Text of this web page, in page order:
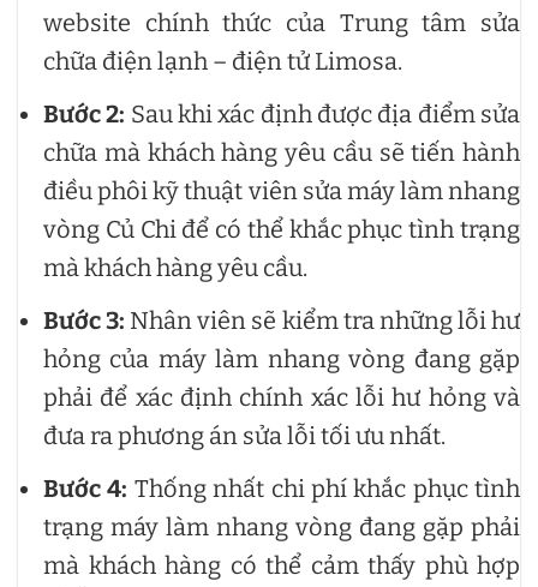
website chính thức của Trung tâm sửa
chữa điện lạnh – điện tử Limosa.
Bước 2: Sau khi xác định được địa điểm sửa
chữa mà khách hàng yêu cầu sẽ tiến hành
điều phôi kỹ thuật viên sửa máy làm nhang
vòng Củ Chi để có thể khắc phục tình trạng
mà khách hàng yêu cầu.
Bước 3: Nhân viên sẽ kiểm tra những lỗi hư
hỏng của máy làm nhang vòng đang gặp
phải để xác định chính xác lỗi hư hỏng và
đưa ra phương án sửa lỗi tối ưu nhất.
Bước 4: Thống nhất chi phí khắc phục tình
trạng máy làm nhang vòng đang gặp phải
mà khách hàng có thể cảm thấy phù hợp